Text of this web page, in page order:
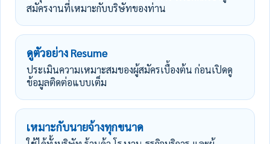
สมัครงานที่เหมาะกับบริษัทของท่าน
ดูตัวอย่าง Resume
ประเมินความเหมาะสมของผู้สมัครเบื้องต้น ก่อนเปิดดู
ข้อมูลติดต่อแบบเต็ม
เหมาะกับนายจ้างทุกขนาด